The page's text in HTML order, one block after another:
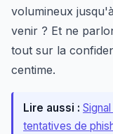
volumineux
venir ? Et ne
tout sur la
centime.
Lire aussi :
tentatives de